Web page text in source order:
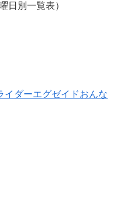
日別一覧表）
イダーエグゼイドおんな